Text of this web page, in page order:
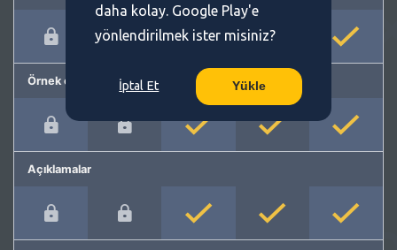
Örnek cümleler
Açıklamalar
daha kolay. Google Play'e
yönlendirilmek ister misiniz?
İptal Et Yükle